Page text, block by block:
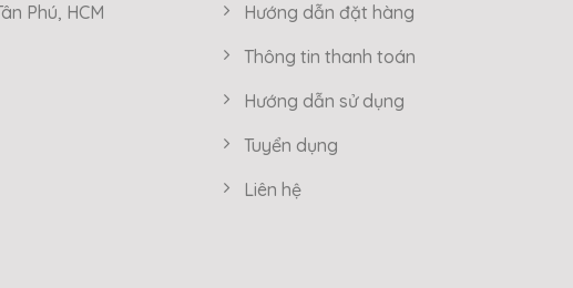
Phú, HCM
Hướng dẫn đặt hàng
Thông tin thanh toán
Hướng dẫn sử dụng
Tuyển dụng
Liên hệ